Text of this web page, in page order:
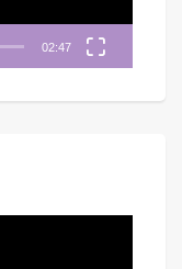
02:47